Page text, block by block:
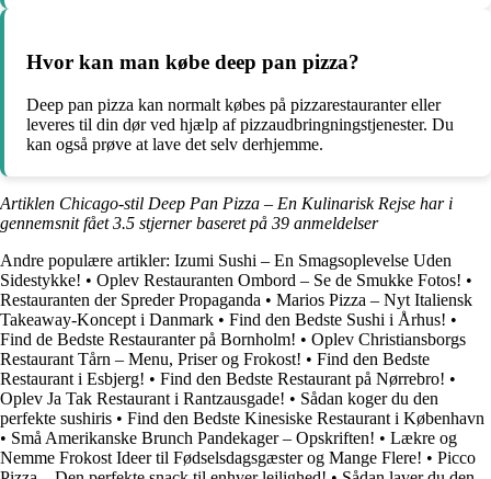
Hvor kan man købe deep pan pizza?
Deep pan pizza kan normalt købes på pizzarestauranter eller
leveres til din dør ved hjælp af pizzaudbringningstjenester. Du
kan også prøve at lave det selv derhjemme.
Artiklen Chicago-stil Deep Pan Pizza – En Kulinarisk Rejse har i
gennemsnit fået3.5 stjerner baseret på 39 anmeldelser
Andre populære artikler: Izumi Sushi – En Smagsoplevelse Uden
Sidestykke! • Oplev Restauranten Ombord – Se de Smukke Fotos! •
Restauranten der Spreder Propaganda • Marios Pizza – Nyt Italiensk
Takeaway-Koncept i Danmark • Find den Bedste Sushi i Århus! •
Find de Bedste Restauranter på Bornholm! • Oplev Christiansborgs
Restaurant Tårn – Menu, Priser og Frokost! • Find den Bedste
Restaurant i Esbjerg! • Find den Bedste Restaurant på Nørrebro! •
Oplev Ja Tak Restaurant i Rantzausgade! • Sådan koger du den
perfekte sushiris • Find den Bedste Kinesiske Restaurant i København
• Små Amerikanske Brunch Pandekager – Opskriften! • Lækre og
Nemme Frokost Ideer til Fødselsdagsgæster og Mange Flere! • Picco